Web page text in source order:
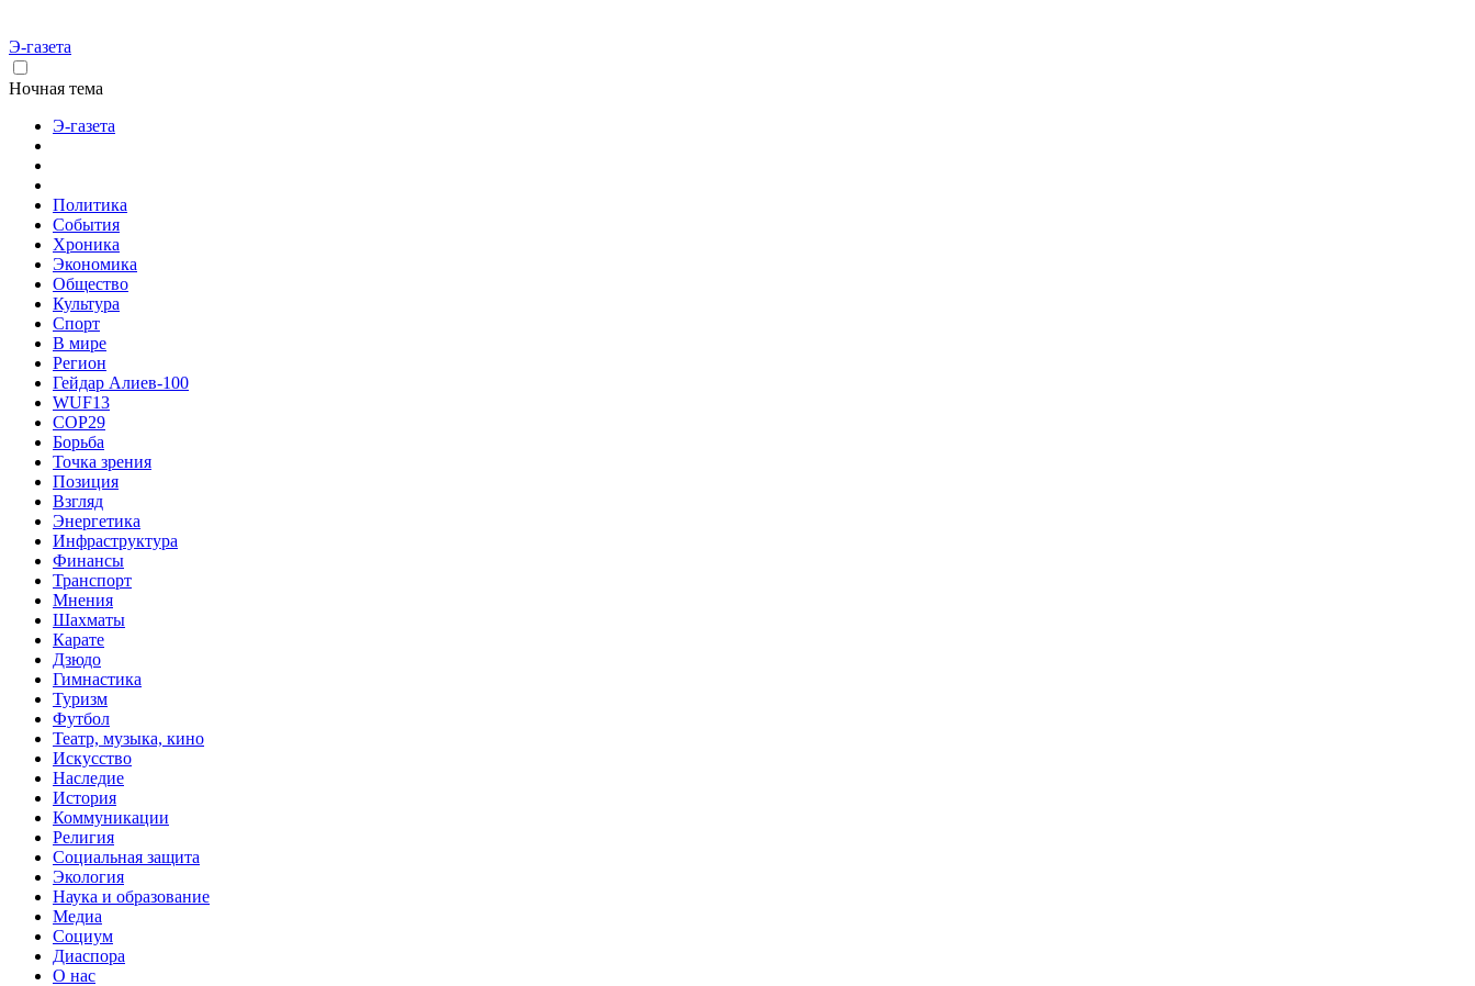
Э-газета
Ночная тема
Э-газета
Политика
События
Хроника
Экономика
Общество
Культура
Спорт
В мире
Регион
Гейдар Алиев-100
WUF13
COP29
Борьба
Точка зрения
Позиция
Взгляд
Энергетика
Инфраструктура
Финансы
Транспорт
Мнения
Шахматы
Карате
Дзюдо
Гимнастика
Туризм
Футбол
Театр, музыка, кино
Искусство
Наследие
История
Коммуникации
Религия
Социальная защита
Экология
Наука и образование
Медиа
Социум
Диаспора
О нас